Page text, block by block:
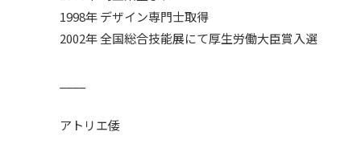
1998年 デザイン専門士取得
2002年 全国総合技能展にて厚生労働大臣賞入選
アトリエ倭